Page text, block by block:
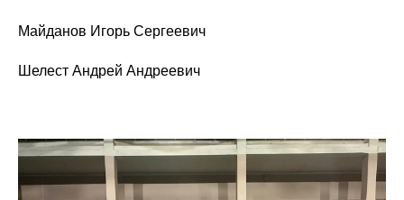
Майданов Игорь Сергеевич
Шелест Андрей Андреевич